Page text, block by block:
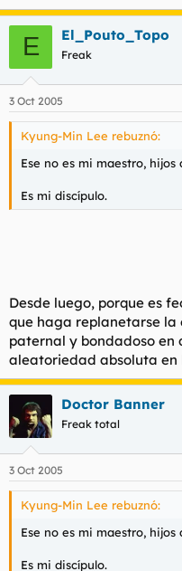
E El_Pouto_Topo
Freak
3 Oct 2005
Kyung-Min Lee rebuznó:
Ese no es mi maestro, hijos
Es mi discípulo.
Desde luego, porque es
que haga replanetarse la
paternal y bondadoso
aleatoriedad absoluta en
Doctor Banner
Freak total
3 Oct 2005
Kyung-Min Lee rebuznó:
Ese no es mi maestro, hijos
Es mi discípulo.